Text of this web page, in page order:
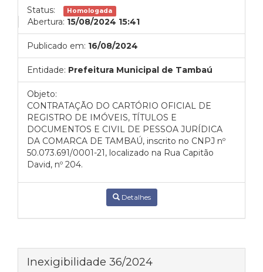
Status: Homologada
Abertura: 15/08/2024 15:41
Publicado em: 16/08/2024
Entidade: Prefeitura Municipal de Tambaú
Objeto:
CONTRATAÇÃO DO CARTÓRIO OFICIAL DE
REGISTRO DE IMÓVEIS, TÍTULOS E
DOCUMENTOS E CIVIL DE PESSOA JURÍDICA
DA COMARCA DE TAMBAÚ, inscrito no CNPJ nº
50.073.691/0001-21, localizado na Rua Capitão
David, nº 204.
Detalhes
Inexigibilidade 36/2024